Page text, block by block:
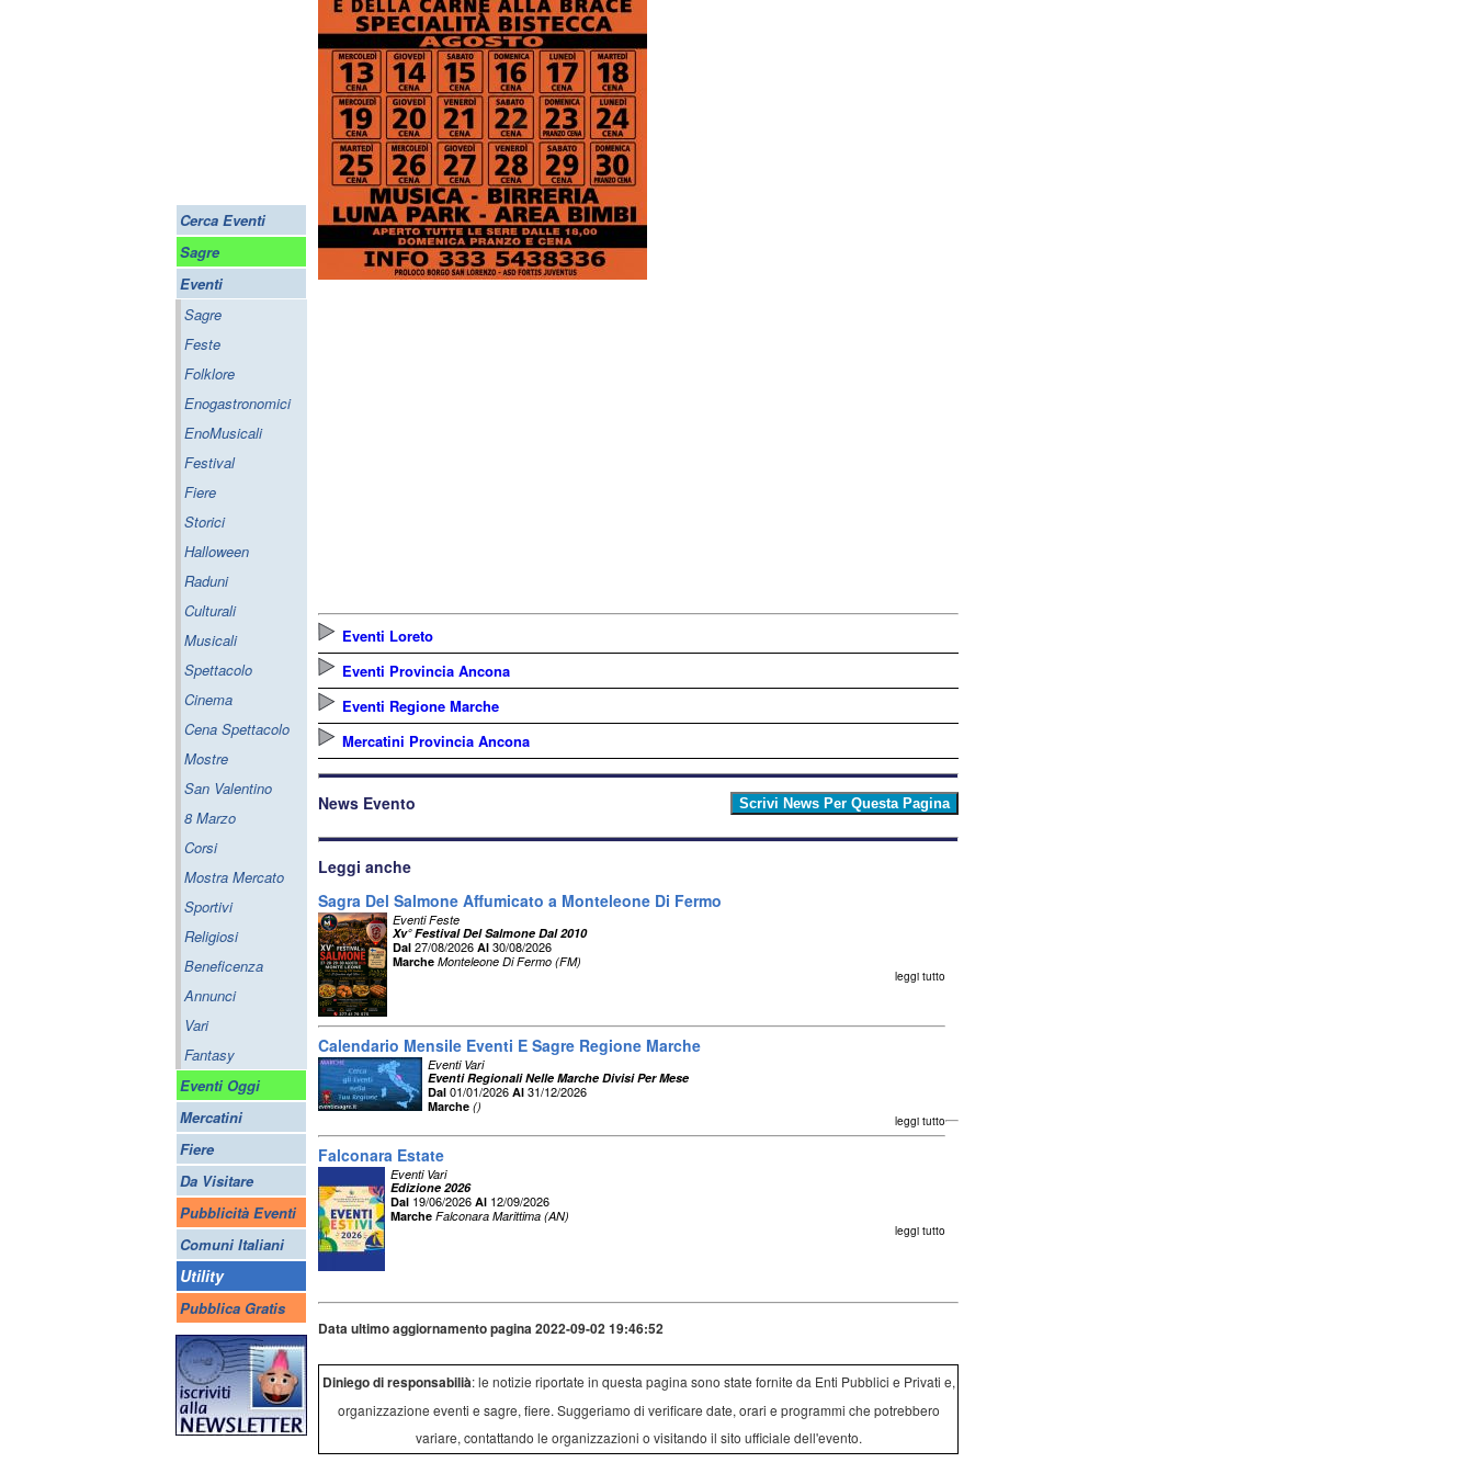
Cerca Eventi
Sagre
Eventi
Sagre
Feste
Folklore
Enogastronomici
EnoMusicali
Festival
Fiere
Storici
Halloween
Raduni
Culturali
Musicali
Spettacolo
Cinema
Cena Spettacolo
Mostre
San Valentino
8 Marzo
Corsi
Mostra Mercato
Sportivi
Religiosi
Beneficenza
Annunci
Vari
Fantasy
Eventi Oggi
Mercatini
Fiere
Da Visitare
Pubblicità Eventi
Comuni Italiani
Utility
Pubblica Gratis
Eventi Loreto
Eventi Provincia Ancona
Eventi Regione Marche
Mercatini Provincia Ancona
News Evento
Leggi anche
Sagra Del Salmone Affumicato a Monteleone Di Fermo
Eventi Feste
Xv° Festival Del Salmone Dal 2010
Dal 27/08/2026 Al 30/08/2026
Marche Monteleone Di Fermo (FM)
leggi tutto
Calendario Mensile Eventi E Sagre Regione Marche
Eventi Vari
Eventi Regionali Nelle Marche Divisi Per Mese
Dal 01/01/2026 Al 31/12/2026
Marche ()
leggi tutto
Falconara Estate
Eventi Vari
Edizione 2026
Dal 19/06/2026 Al 12/09/2026
Marche Falconara Marittima (AN)
leggi tutto
Data ultimo aggiornamento pagina 2022-09-02 19:46:52
Diniego di responsabilià: le notizie riportate in questa pagina sono state fornite da Enti Pubblici e Privati e,
organizzazione eventi e sagre, fiere. Suggeriamo di verificare date, orari e programmi che potrebbero
variare, contattando le organizzazioni o visitando il sito ufficiale dell'evento.